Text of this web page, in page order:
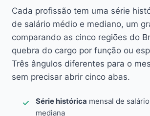
Cada profissão tem uma série
de salário médio e mediano, um
comparando as cinco regiões do
quebra do cargo por função ou
Três ângulos diferentes para o
sem precisar abrir cinco abas.
Série histórica mensal de
mediana